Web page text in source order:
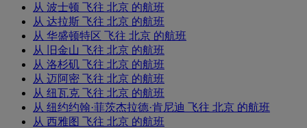
从 波士顿 飞往 北京 的航班
从 达拉斯 飞往 北京 的航班
从 华盛顿特区 飞往 北京 的航班
从 旧金山 飞往 北京 的航班
从 洛杉矶 飞往 北京 的航班
从 迈阿密 飞往 北京 的航班
从 纽瓦克 飞往 北京 的航班
从 纽约约翰·菲茨杰拉德·肯尼迪 飞往 北京 的航班
从 西雅图 飞往 北京 的航班